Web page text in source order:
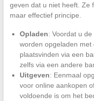
geven dat u niet heeft. Ze
maar effectief principe.
Opladen: Voordat u
worden opgeladen
plaatsvinden via een
zelfs via een andere
Uitgeven: Eenmaal
voor online aankopen
voldoende is om het